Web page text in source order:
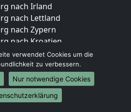
nach Irland
nach Lettland
nach Zypern
nach Kroatien
nach Estland
nach Finnland
nach Frankreich
nach Griechenland
nach Italien
verwendet Cookies um die
zu verbessern.
Nur notwendige Cookies